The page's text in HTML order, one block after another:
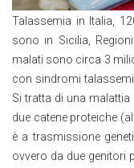
i
Talassemia in Italia,
sono in Sicilia,
malati sono circa 3
con sindromi
Si tratta di una
due catene proteiche
è a trasmissione
ovvero da due genitori